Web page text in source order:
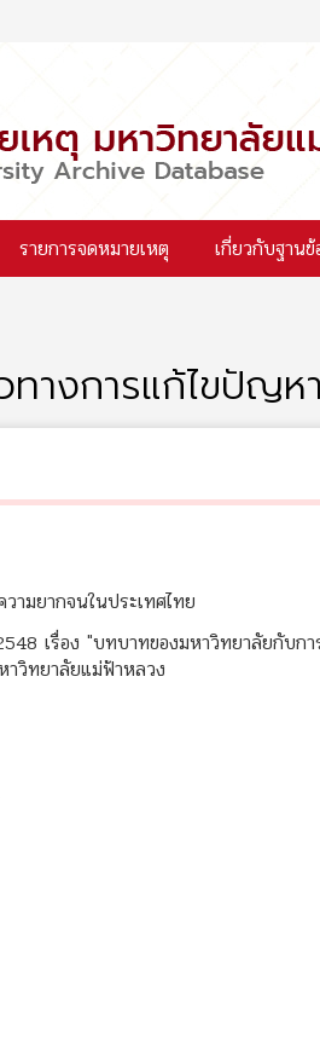
รายการจดหมายเหตุ เกี่ยวกับฐาน
างการแก้ไขปัญห
มยากจนในประเทศไทย
เรื่อง "บทบาทของมหาวิทยาลัยกับก
วิทยาลัยแม่ฟ้าหลวง